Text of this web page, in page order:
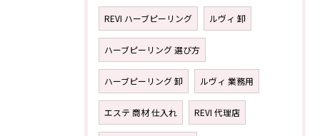
REVI ハーブピーリング ルヴィ 卸
ハーブピーリング 選び方
ハーブピーリング 卸 ルヴィ 業務用
エステ 商材 仕入れ REVI 代理店